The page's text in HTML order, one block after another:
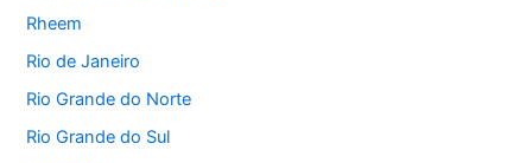
Rheem
Rio de Janeiro
Rio Grande do Norte
Rio Grande do Sul